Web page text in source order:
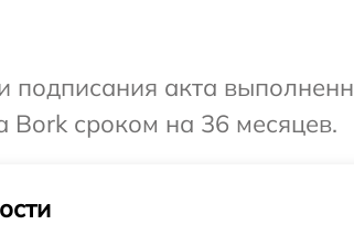
подписания акта
Bork сроком на 36 месяцев.